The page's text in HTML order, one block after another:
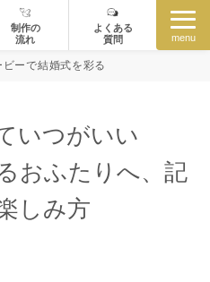
ーで結婚式を彩る
menu
制作の
流れ
よくある
質問
いつがいい
おふたりへ、記
しみ方